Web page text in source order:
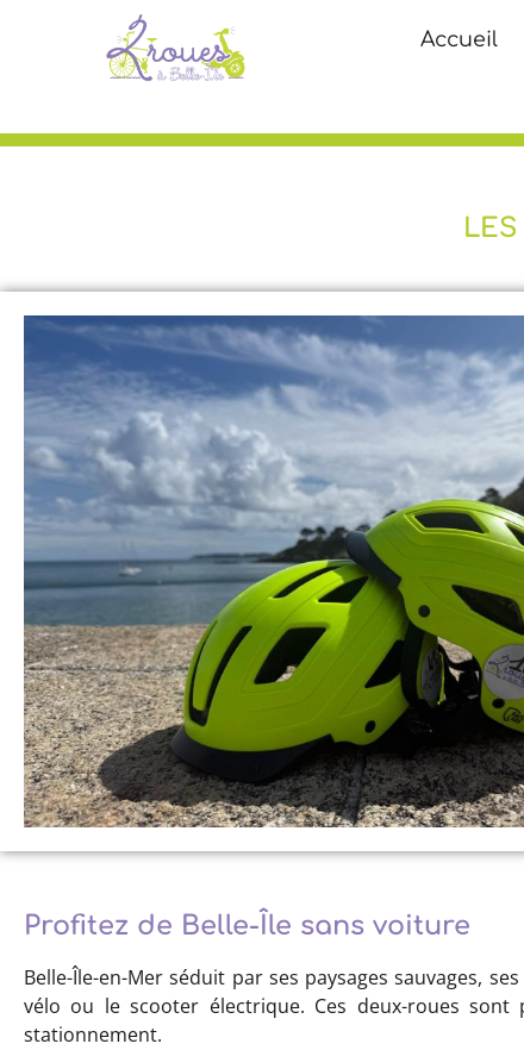
Accueil
Profitez de Belle-Île sans voiture
Belle-Île-en-Mer séduit par ses paysages sauvages,
vélo ou le scooter électrique. Ces deux-roues
stationnement.